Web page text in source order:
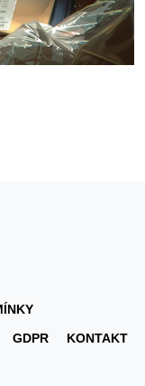
GDPR KONTAKT